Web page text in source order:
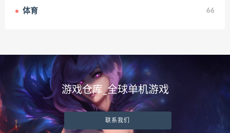
体育 66
游戏仓库_全球单机游戏
联系我们